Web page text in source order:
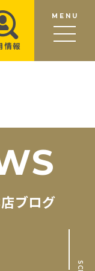
MENU
情報
S
ブログ